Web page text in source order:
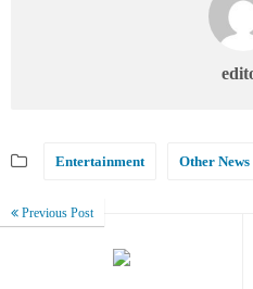
Entertainment Other News
Previous Post